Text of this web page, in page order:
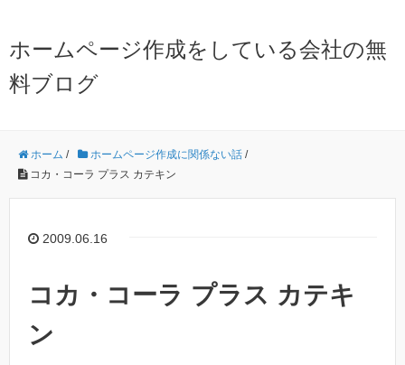
ホームページ作成をしている会社の無
料ブログ
ホーム / ホームページ作成に関係ない話 /
コカ・コーラ プラス カテキン
2009.06.16
コカ・コーラ プラス カテキ
ン